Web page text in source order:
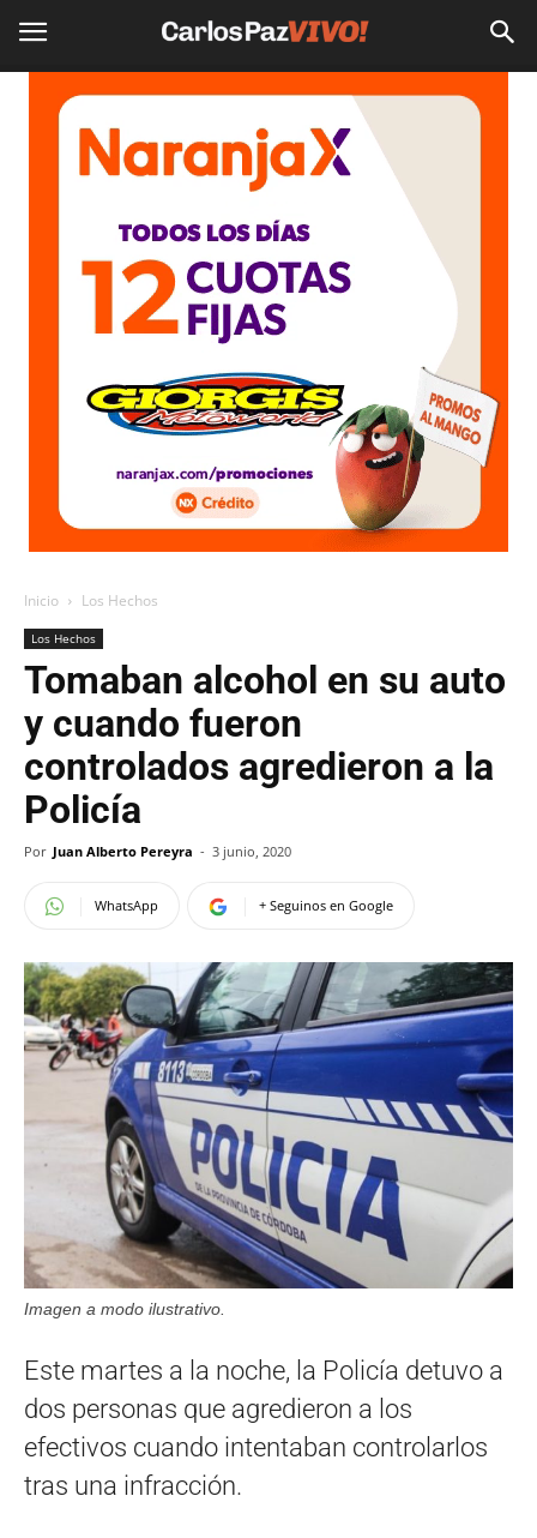
Inicio Los Hechos
Los Hechos
Tomaban alcohol en su auto
y cuando fueron
controlados agredieron a la
Policía
Por Juan Alberto Pereyra - 3 junio, 2020
WhatsApp + Seguinos en Google
Imagen a modo ilustrativo.
Este martes a la noche, la Policía detuvo a
dos personas que agredieron a los
efectivos cuando intentaban controlarlos
tras una infracción.